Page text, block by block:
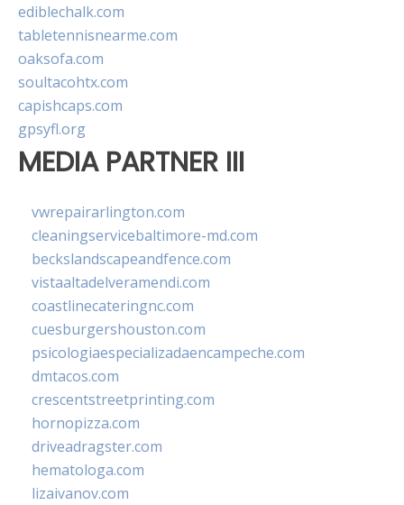
ediblechalk.com
tabletennisnearme.com
oaksofa.com
soultacohtx.com
capishcaps.com
gpsyfl.org
MEDIA PARTNER III
vwrepairarlington.com
cleaningservicebaltimore-md.com
beckslandscapeandfence.com
vistaaltadelveramendi.com
coastlinecateringnc.com
cuesburgershouston.com
psicologiaespecializadaencampeche.com
dmtacos.com
crescentstreetprinting.com
hornopizza.com
driveadragster.com
hematologa.com
lizaivanov.com